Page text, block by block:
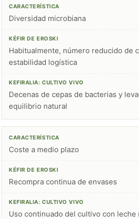
Diversidad microbiana
Habitualmente, número reducido de
estabilidad logística
Decenas de cepas de bacterias y
equilibrio natural
Coste a medio plazo
Recompra continua de envases
Uso continuado del cultivo con leche